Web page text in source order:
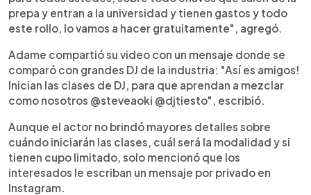
prepa y entran a la universidad y tienen gastos y todo
este rollo, lo vamos a hacer gratuitamente", agregó.
Adame compartió su video con un mensaje donde se
comparó con grandes DJ de la industria: "Así es amigos!
Inician las clases de DJ, para que aprendan a mezclar
como nosotros @steveaoki @djtiesto", escribió.
Aunque el actor no brindó mayores detalles sobre
cuándo iniciarán las clases, cuál será la modalidad y si
tienen cupo limitado, solo mencionó que los
interesados le escriban un mensaje por privado en
Instagram.